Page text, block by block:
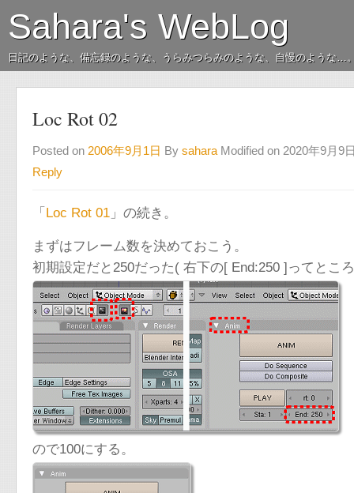
Sahara's WebLog
日記のような、備忘録のような、うらみつらみのような、自慢のような…
Loc Rot 02
Posted on 2006年9月1日 By sahara Modified on 2020年9月9
Reply
「 Loc Rot 01 」の続き。
まずはフレーム数を決めておこう。
初期設定だと250だった( 右下の[ End:250 ]ってとこ
ので100にする。